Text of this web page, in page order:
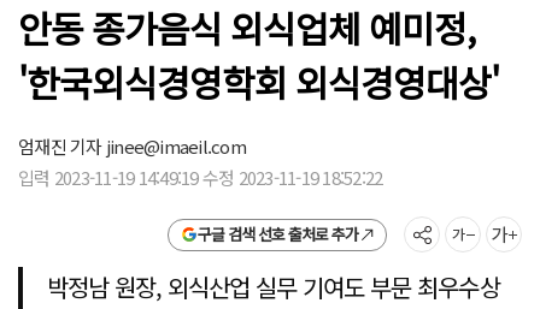
안동 종가음식 외식업체 예미정,
'한국외식경영학회 외식경영대상'
엄재진 기자jinee@imaeil.com
입력 2023-11-19 14:49:19 수정 2023-11-19 18:52:22
구글 검색 선호 출처로 추가
박정남 원장, 외식산업 실무 기여도 부문 최우수상